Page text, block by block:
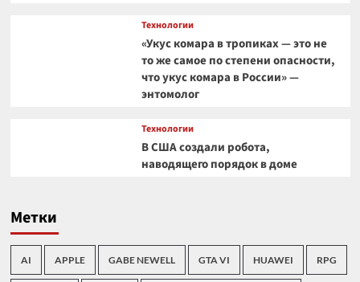
Технологии
«Укус комара в тропиках — это не
то же самое по степени опасности,
что укус комара в России» —
энтомолог
Технологии
В США создали робота,
наводящего порядок в доме
Метки
AI APPLE GABE NEWELL GTA VI HUAWEI RPG